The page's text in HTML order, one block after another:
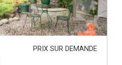
PRIX SUR DEMANDE